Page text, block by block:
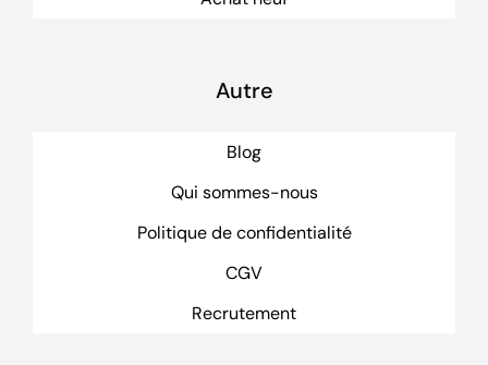
Autre
Blog
Qui sommes-nous
Politique de confidentialité
CGV
Recrutement